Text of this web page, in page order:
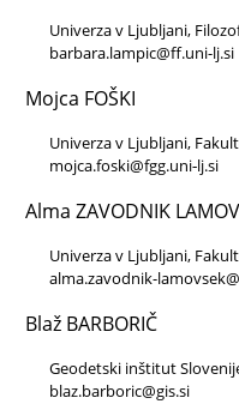
Univerza v Ljubljani,
barbara.lampic@ff.uni-lj.si
Mojca FOŠKI
Univerza v Ljubljani,
mojca.foski@fgg.uni‑lj.si
Alma ZAVODNIK
Univerza v Ljubljani,
alma.zavodnik-
Blaž BARBORIČ
Geodetski inštitut
blaz.barboric@gis.si